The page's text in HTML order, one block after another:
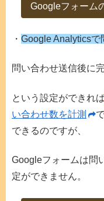
Googleフォーム
・ Google Analyticsで
問い合わせ送信後に
という設定ができれ
い合わせ数を計測
できるのですが、
Googleフォームは問
定ができません。